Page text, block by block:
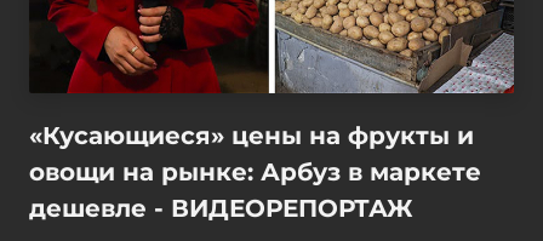
«Кусающиеся» цены на фрукты и
овощи на рынке: Арбуз в маркете
дешевле - ВИДЕОРЕПОРТАЖ